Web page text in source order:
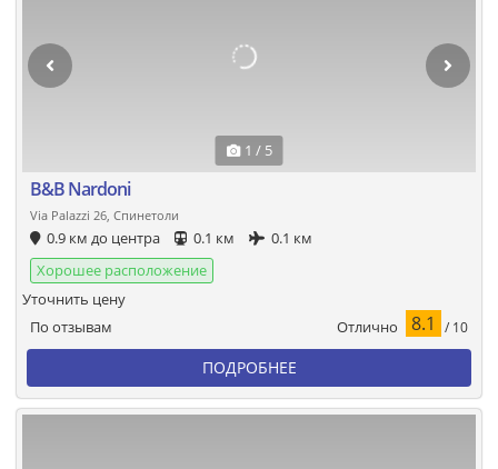
1 / 5
B&B Nardoni
Via Palazzi 26, Спинетоли
0.9 км до центра 0.1 км
0.1 км
Хорошее расположение
По отзывам Отлично 8.1 / 10
Уточнить цену
ПОДРОБНЕЕ